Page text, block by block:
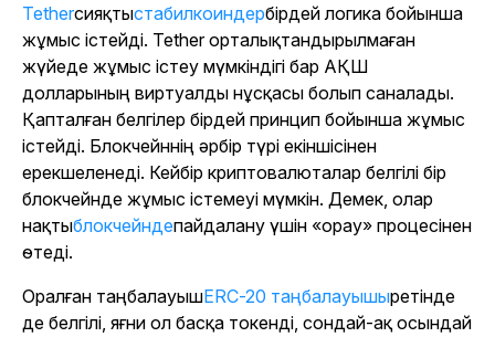
Tetherсияқтыстабилкоиндербірдей логика бойынша
жұмыс істейді. Tether орталықтандырылмаған
жүйеде жұмыс істеу мүмкіндігі бар АҚШ
долларының виртуалды нұсқасы болып саналады.
Қапталған белгілер бірдей принцип бойынша жұмыс
істейді. Блокчейннің әрбір түрі екіншісінен
ерекшеленеді. Кейбір криптовалюталар белгілі бір
блокчейнде жұмыс істемеуі мүмкін. Демек, олар
нақтыблокчейндепайдалану үшін «орау» процесінен
өтеді.
Оралған таңбалауышERC-20 таңбалауышыретінде
де белгілі, яғни ол басқа токенді, сондай-ақ осындай